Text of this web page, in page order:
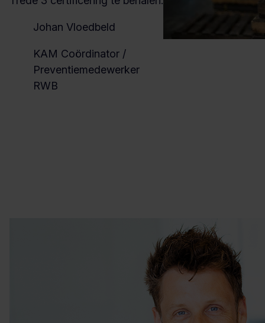
Johan Vloedbeld
KAM Coördinator /
Preventiemedewerker
RWB